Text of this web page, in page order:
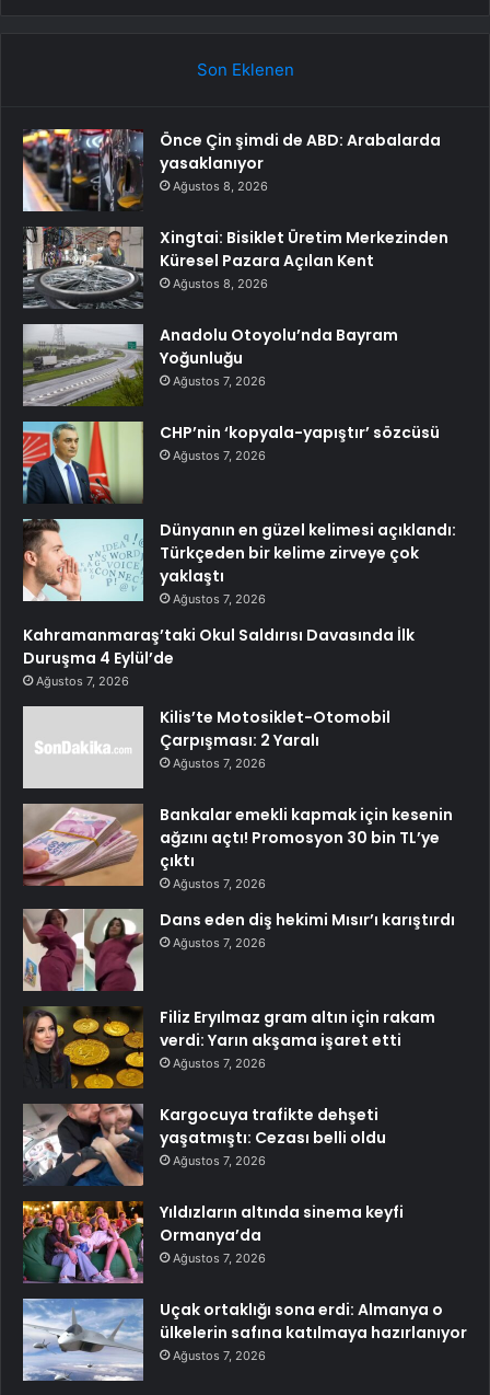
Son Eklenen
Önce Çin şimdi de ABD: Arabalarda
yasaklanıyor
Ağustos 8, 2026
Xingtai: Bisiklet Üretim Merkezinden
Küresel Pazara Açılan Kent
Ağustos 8, 2026
Anadolu Otoyolu’nda Bayram
Yoğunluğu
Ağustos 7, 2026
CHP’nin ‘kopyala-yapıştır’ sözcüsü
Ağustos 7, 2026
Dünyanın en güzel kelimesi açıklandı:
Türkçeden bir kelime zirveye çok
yaklaştı
Ağustos 7, 2026
Kahramanmaraş’taki Okul Saldırısı Davasında İlk
Duruşma 4 Eylül’de
Ağustos 7, 2026
Kilis’te Motosiklet-Otomobil
Çarpışması: 2 Yaralı
Ağustos 7, 2026
Bankalar emekli kapmak için kesenin
ağzını açtı! Promosyon 30 bin TL’ye
çıktı
Ağustos 7, 2026
Dans eden diş hekimi Mısır’ı karıştırdı
Ağustos 7, 2026
Filiz Eryılmaz gram altın için rakam
verdi: Yarın akşama işaret etti
Ağustos 7, 2026
Kargocuya trafikte dehşeti
yaşatmıştı: Cezası belli oldu
Ağustos 7, 2026
Yıldızların altında sinema keyfi
Ormanya’da
Ağustos 7, 2026
Uçak ortaklığı sona erdi: Almanya o
ülkelerin safına katılmaya hazırlanıyor
Ağustos 7, 2026